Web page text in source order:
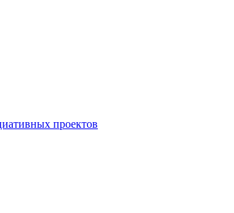
проектов